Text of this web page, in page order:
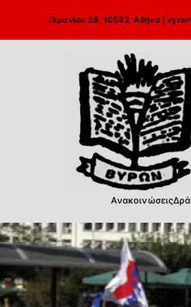
περιεχόμενο
Γερανίου 28, 10552 Αθήνα |
Ανακοινώσεις